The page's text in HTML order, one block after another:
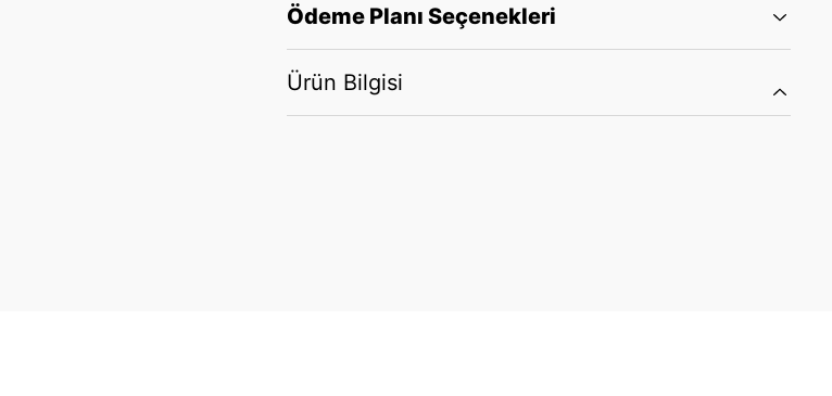
Ödeme Planı Seçenekleri
Ürün Bilgisi